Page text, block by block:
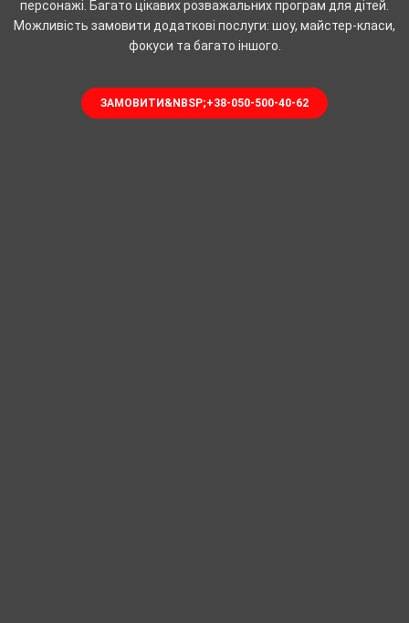
персонажі. Багато цікавих розважальних програм для дітей.
Можливість замовити додаткові послуги: шоу, майстер-класи,
фокуси та багато іншого.
ЗАМОВИТИ&NBSP;+38-050-500-40-62